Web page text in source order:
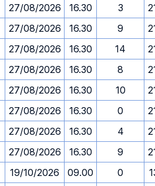
27/08/2026 16.30 3
27/08/2026 16.30 9
27/08/2026 16.30 14
27/08/2026 16.30 8
27/08/2026 16.30 10
27/08/2026 16.30 0
27/08/2026 16.30 4
27/08/2026 16.30 9
19/10/2026 09.00 0